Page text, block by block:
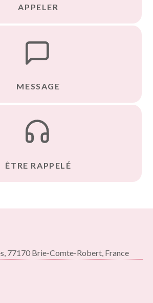
APPELER
MESSAGE
ÊTRE RAPPELÉ
77170 Brie-Comte-Robert, France